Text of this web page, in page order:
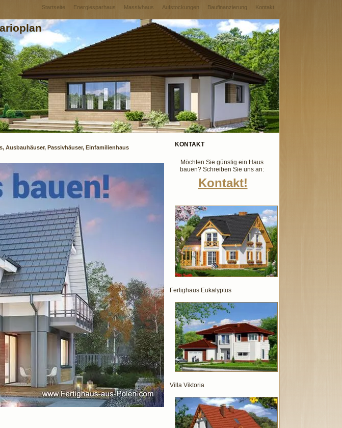
Startseite Energiesparhaus Massivhaus Aufstockungen Baufinanzierung Kontakt
Ausbauhäuser, Passivhäuser, Einfamilienhaus
KONTAKT
Möchten Sie günstig ein Haus
bauen? Schreiben Sie uns an:
Kontakt!
Fertighaus Eukalyptus
Villa Viktoria